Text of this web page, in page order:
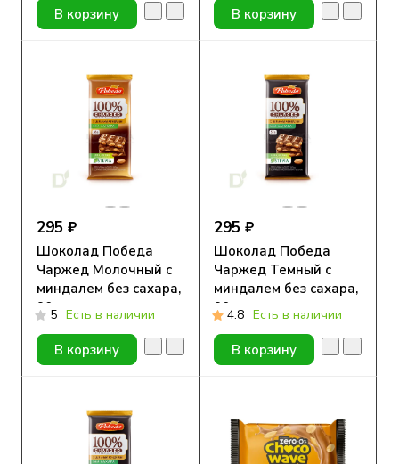
В корзину В корзину
295 ₽
Шоколад Победа
Чаржед Молочный с
миндалем без сахара,
90г.
5 Есть в наличии
В корзину
295 ₽
Шоколад Победа
Чаржед Темный с
миндалем без сахара,
90г.
4.8 Есть в наличии
В корзину